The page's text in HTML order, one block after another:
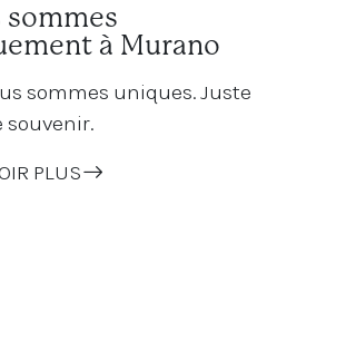
sommes
à Murano
sommes uniques. Juste
souvenir.
PLUS